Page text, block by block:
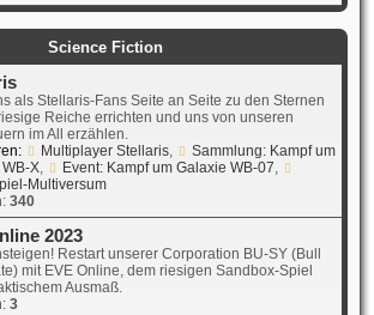
Science Fiction
als Stellaris-Fans Seite an Seite zu den Sternen
Reiche errichten und uns von unseren
im All erzählen.
Multiplayer Stellaris,
Sammlung: Kampf um
X, Event: Kampf um Galaxie WB-07,
Multiversum
340
2023
Restart unserer Corporation BU-SY (Bull
mit EVE Online, dem riesigen Sandbox-Spiel
Ausmaß.
3